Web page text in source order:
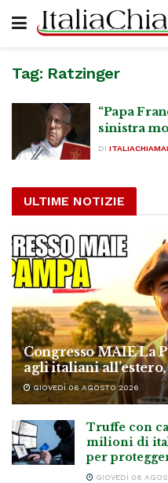
Tag: Ratzinger
“Papa
sinistra
DI
ULTIME NOTIZIE
Congresso MAIE La
agli italiani
GIOVEDÌ 06 AGOSTO 2026
Truffe con
milioni di
per
GIOVEDÌ 06